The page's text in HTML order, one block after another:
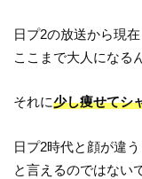
日プ2の放送から現
ここまで大人になる
それに少し痩せてシ
日プ2時代と顔が違
と言えるのではない